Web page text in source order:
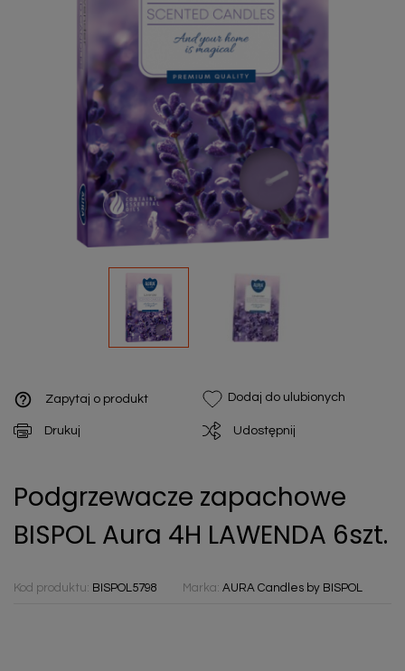
help_outline Zapytaj o produkt Dodaj do ulubionych
Drukuj Udostępnij
Podgrzewacze zapachowe
BISPOL Aura 4H LAWENDA 6szt.
Kod produktu: BISPOL5798 Marka: AURA Candles by BISPOL